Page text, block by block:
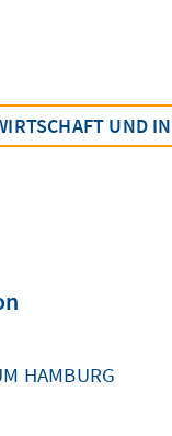
UND
HAMBURG